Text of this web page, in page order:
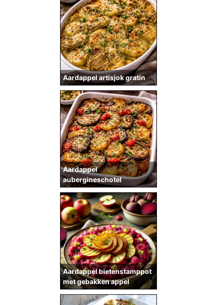
Aardappel artisjok gratin
Aardappel
aubergineschotel
Aardappel bietenstamppot
met gebakken appel